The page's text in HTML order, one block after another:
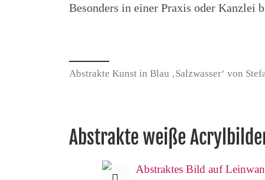
Besonders in einer Praxis oder Kanzlei
Abstrakte Kunst in Blau ‚Salzwasser‘ von
Abstrakte weiße